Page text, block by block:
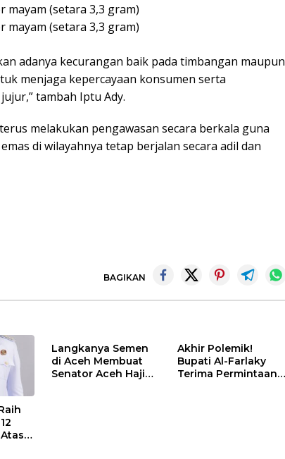
mayam (setara 3,3 gram)
mayam (setara 3,3 gram)
adanya kecurangan baik pada timbangan maupun
menjaga kepercayaan konsumen serta
tambah Iptu Ady.
melakukan pengawasan secara berkala guna
di wilayahnya tetap berjalan secara adil dan
BAGIKAN
Langkanya Semen
di Aceh Membuat
Senator Aceh Haji
Akhir Polemik!
Bupati Al-Farlaky
Terima Permintaan